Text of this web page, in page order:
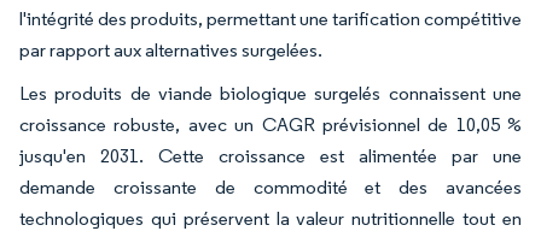
l'intégrité des produits, permettant une tarification compétitive
par rapport aux alternatives surgelées.
Les produits de viande biologique surgelés connaissent une
croissance robuste, avec un CAGR prévisionnel de 10,05 %
jusqu'en 2031. Cette croissance est alimentée par une
demande croissante de commodité et des avancées
technologiques qui préservent la valeur nutritionnelle tout en